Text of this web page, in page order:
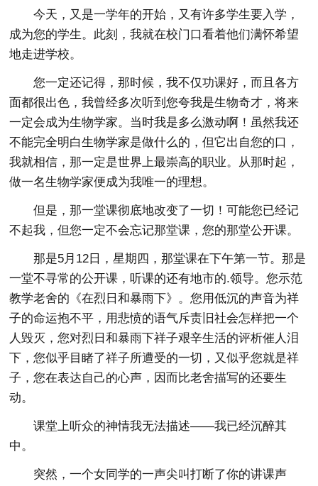
今天，又是一学年的开始，又有许多学生要入学，
成为您的学生。此刻，我就在校门口看着他们满怀希望
地走进学校。
您一定还记得，那时候，我不仅功课好，而且各方
面都很出色，我曾经多次听到您夸我是生物奇才，将来
一定会成为生物学家。当时我是多么激动啊！虽然我还
不能完全明白生物学家是做什么的，但它出自您的口，
我就相信，那一定是世界上最崇高的职业。从那时起，
做一名生物学家便成为我唯一的理想。
但是，那一堂课彻底地改变了一切！可能您已经记
不起我，但您一定不会忘记那堂课，您的那堂公开课。
那是5月12日，星期四，那堂课在下午第一节。那是
一堂不寻常的公开课，听课的还有地市的.领导。您示范
教学老舍的《在烈日和暴雨下》。您用低沉的声音为祥
子的命运抱不平，用悲愤的语气斥责旧社会怎样把一个
人毁灭，您对烈日和暴雨下祥子艰辛生活的评析催人泪
下，您似乎目睹了祥子所遭受的一切，又似乎您就是祥
子，您在表达自己的心声，因而比老舍描写的还要生
动。
课堂上听众的神情我无法描述——我已经沉醉其
中。
突然，一个女同学的一声尖叫打断了你的讲课声